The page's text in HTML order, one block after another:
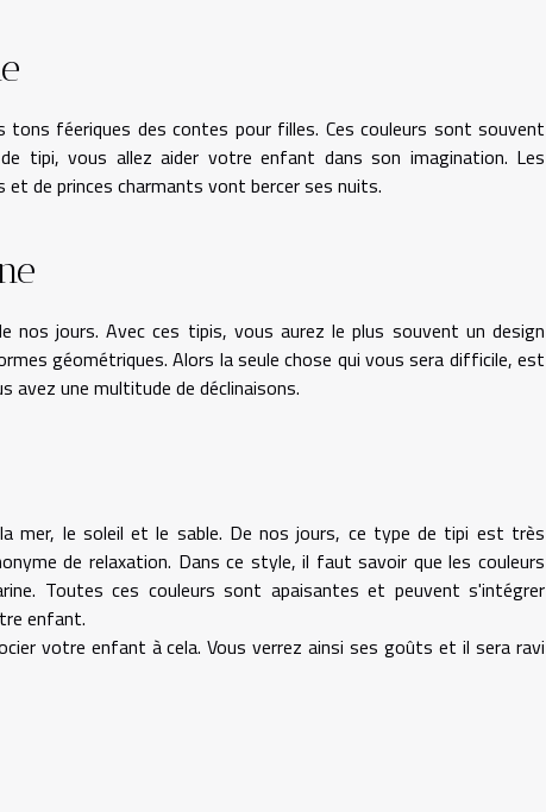
féeriques des contes pour filles. Ces couleurs sont souvent
tipi, vous allez aider votre enfant dans son imagination. Les
de princes charmants vont bercer ses nuits.
nos jours. Avec ces tipis, vous aurez le plus souvent un design
géométriques. Alors la seule chose qui vous sera difficile, est
avez une multitude de déclinaisons.
mer, le soleil et le sable. De nos jours, ce type de tipi est très
de relaxation. Dans ce style, il faut savoir que les couleurs
Toutes ces couleurs sont apaisantes et peuvent s'intégrer
enfant.
votre enfant à cela. Vous verrez ainsi ses goûts et il sera ravi